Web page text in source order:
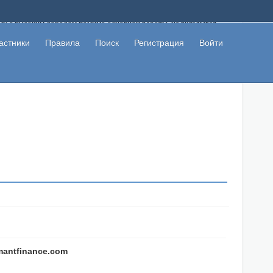
с высоким доходом помимо основной работы, не вкладывая
не попались на развод. Вы сможете начать зарабатывать
Правила Поиск Регистрация Войти